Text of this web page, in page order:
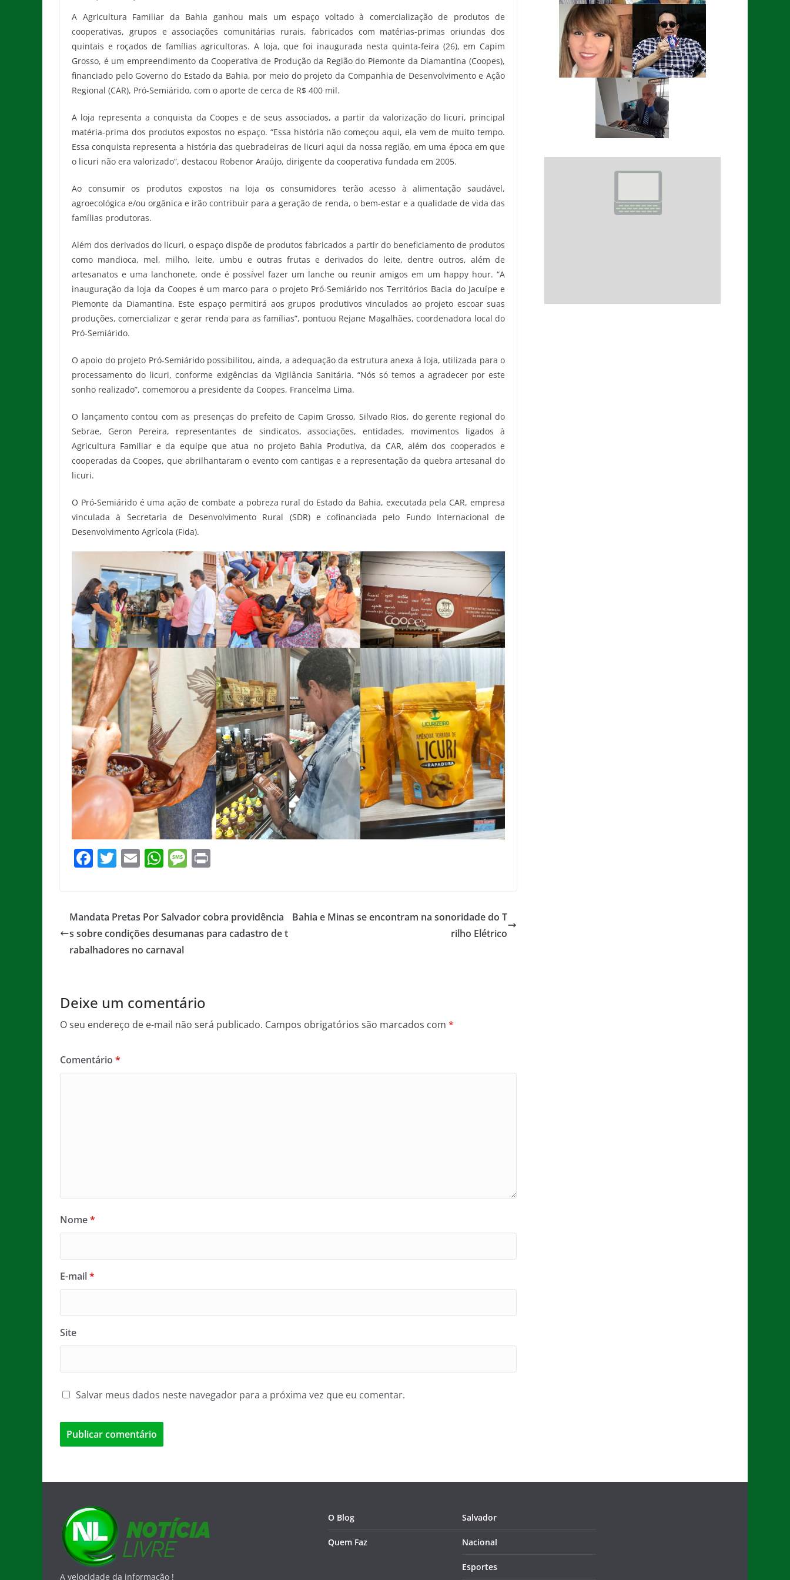
A Agricultura Familiar da Bahia ganhou mais um espaço voltado à comercialização de produtos de
cooperativas, grupos e associações comunitárias rurais, fabricados com matérias-primas oriundas dos
quintais e roçados de famílias agricultoras. A loja, que foi inaugurada nesta quinta-feira (26), em Capim
Grosso, é um empreendimento da Cooperativa de Produção da Região do Piemonte da Diamantina (Coopes),
financiado pelo Governo do Estado da Bahia, por meio do projeto da Companhia de Desenvolvimento e Ação
Regional (CAR), Pró-Semiárido, com o aporte de cerca de R$ 400 mil.
A loja representa a conquista da Coopes e de seus associados, a partir da valorização do licuri, principal
matéria-prima dos produtos expostos no espaço. “Essa história não começou aqui, ela vem de muito tempo.
Essa conquista representa a história das quebradeiras de licuri aqui da nossa região, em uma época em que
o licuri não era valorizado”, destacou Robenor Araújo, dirigente da cooperativa fundada em 2005.
Ao consumir os produtos expostos na loja os consumidores terão acesso à alimentação saudável,
agroecológica e/ou orgânica e irão contribuir para a geração de renda, o bem-estar e a qualidade de vida das
famílias produtoras.
Além dos derivados do licuri, o espaço dispõe de produtos fabricados a partir do beneficiamento de produtos
como mandioca, mel, milho, leite, umbu e outras frutas e derivados do leite, dentre outros, além de
artesanatos e uma lanchonete, onde é possível fazer um lanche ou reunir amigos em um happy hour. “A
inauguração da loja da Coopes é um marco para o projeto Pró-Semiárido nos Territórios Bacia do Jacuípe e
Piemonte da Diamantina. Este espaço permitirá aos grupos produtivos vinculados ao projeto escoar suas
produções, comercializar e gerar renda para as famílias”, pontuou Rejane Magalhães, coordenadora local do
Pró-Semiárido.
O apoio do projeto Pró-Semiárido possibilitou, ainda, a adequação da estrutura anexa à loja, utilizada para o
processamento do licuri, conforme exigências da Vigilância Sanitária. “Nós só temos a agradecer por este
sonho realizado”, comemorou a presidente da Coopes, Francelma Lima.
O lançamento contou com as presenças do prefeito de Capim Grosso, Silvado Rios, do gerente regional do
Sebrae, Geron Pereira, representantes de sindicatos, associações, entidades, movimentos ligados à
Agricultura Familiar e da equipe que atua no projeto Bahia Produtiva, da CAR, além dos cooperados e
cooperadas da Coopes, que abrilhantaram o evento com cantigas e a representação da quebra artesanal do
licuri.
O Pró-Semiárido é uma ação de combate a pobreza rural do Estado da Bahia, executada pela CAR, empresa
vinculada à Secretaria de Desenvolvimento Rural (SDR) e cofinanciada pelo Fundo Internacional de
Desenvolvimento Agrícola (Fida).
F
e
b
o
T
er
E
l
W
s
A
p
M
a
g
Mandata Pretas Por Salvador cobra providência
s sobre condições desumanas para cadastro de t
rabalhadores no carnaval
Bahia e Minas se encontram na sonoridade do T
rilho Elétrico
Deixe um comentário
O seu endereço de e-mail não será publicado. Campos obrigatórios são marcados com *
Comentário *
Nome*
E-mail*
Site
Salvar meus dados neste navegador para a próxima vez que eu comentar.
A velocidade da informação !
O Blog
Quem Faz
Salvador
Nacional
Esportes